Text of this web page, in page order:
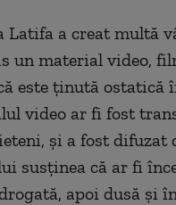
Latifa a creat multă
un material video,
este ţinută ostatică
video ar fi fost
și a fost difuzat
susținea că ar fi
apoi dusă și